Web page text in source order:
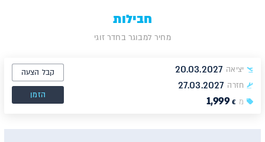
חבילות
מחיר למבוגר בחדר זוגי
יציאה 20.03.2027
חזרה 27.03.2027
מ 1,999 €
קבל הצעה
הזמן